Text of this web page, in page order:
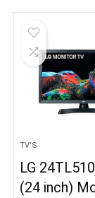
TV'S
LG
(24 inch)